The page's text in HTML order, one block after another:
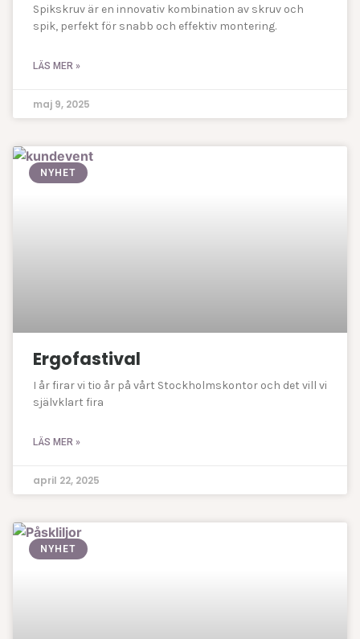
Spikskruv är en innovativ kombination av skruv och
spik, perfekt för snabb och effektiv montering.
LÄS MER »
maj 9, 2025
NYHET
Ergofastival
I år firar vi tio år på vårt Stockholmskontor och det vill vi
självklart fira
LÄS MER »
april 22, 2025
NYHET